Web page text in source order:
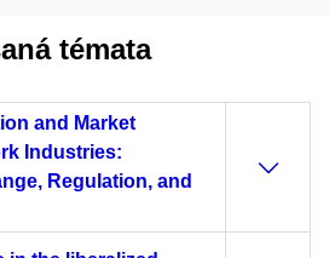
témata
and Market
Industries:
Regulation, and